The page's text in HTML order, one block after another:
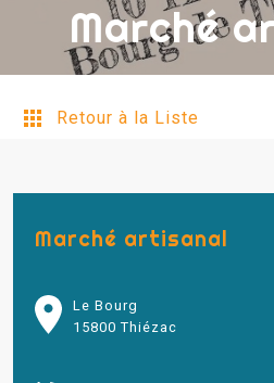
Marché
Retour à la Liste
Marché artisanal
Le Bourg
15800 Thiézac